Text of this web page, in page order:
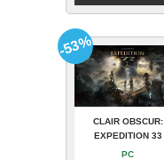
CLAIR OBSCUR:
EXPEDITION 33
PC
-53%